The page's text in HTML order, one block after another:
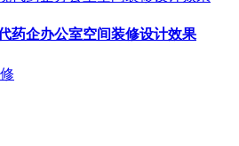
药企办公室空间装修设计效果